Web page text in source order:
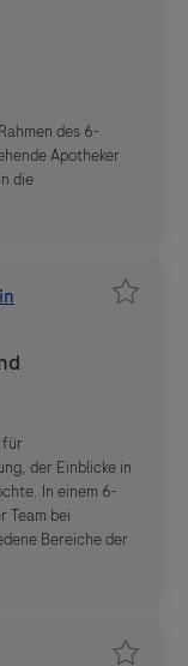
des 6-
Apotheker
die
der Einblicke in
In einem 6-
Team bei
Bereiche der
Job
Job